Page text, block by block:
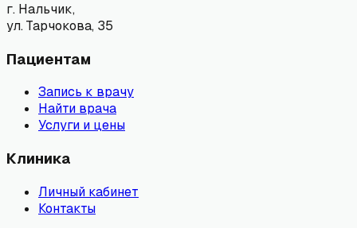
г. Нальчик,
ул. Тарчокова, 35
Пациентам
Запись к врачу
Найти врача
Услуги и цены
Клиника
Личный кабинет
Контакты